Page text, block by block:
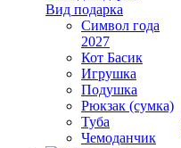
Вид подарка
Символ года
2027
Кот Басик
Игрушка
Подушка
Рюкзак (сумка)
Туба
Чемоданчик